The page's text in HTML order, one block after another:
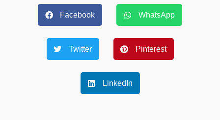
Facebook WhatsApp
Twitter Pinterest
LinkedIn